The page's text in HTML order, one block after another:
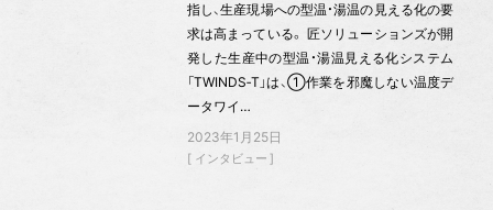
指し、生産現場への型温・湯温の見える化の要
求は高まっている。 匠ソリューションズが開
発した生産中の型温・湯温見える化システム
「TWINDS‐T」は、①作業を邪魔しない温度デ
ータワイ…
2023年1月25日
インタビュー